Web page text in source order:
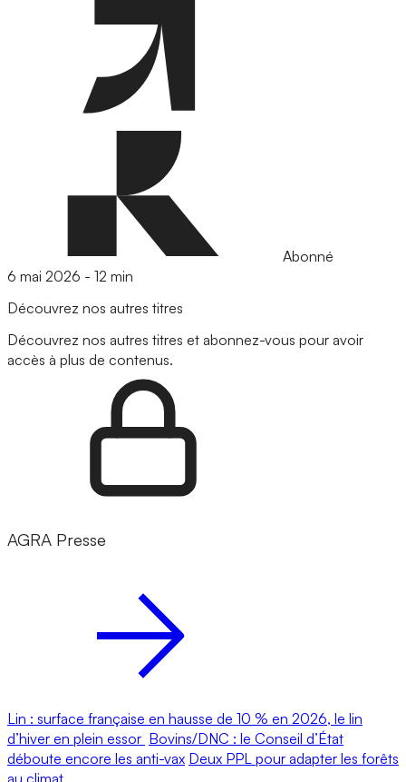
Abonné
6 mai 2026 - 12 min
Découvrez nos autres titres
Découvrez nos autres titres et abonnez-vous pour avoir
accès à plus de contenus.
AGRA Presse
Lin : surface française en hausse de 10 % en 2026, le lin
d’hiver en plein essor Bovins/DNC : le Conseil d’État
déboute encore les anti-vax Deux PPL pour adapter les forêts
au climat